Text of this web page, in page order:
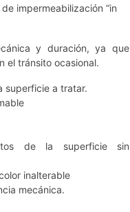
impermeabilización “in
y duración, ya que
el tránsito ocasional.
superficie a tratar.
de la superficie sin
inalterable
mecánica.